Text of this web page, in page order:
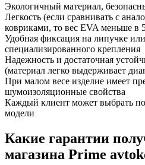
Экологичный материал,
Легкость (если сравнивать с
ковриками, то вес EVA меньше в
Удобная фиксация на липучке
специализированного крепления
Надежность и достаточная
(материал легко выдерживает
При малом весе изделие имеет
шумоизоляционные свойства
Каждый клиент может выбрать
модели
Какие гарантии
магазина Prime